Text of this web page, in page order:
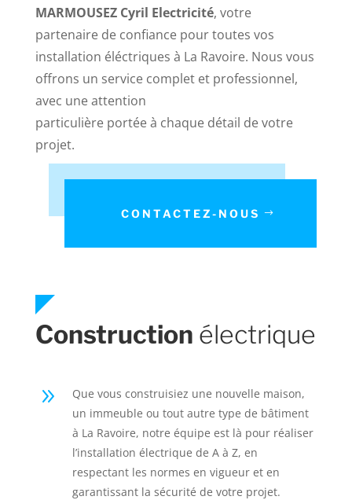
MARMOUSEZ Cyril Electricité, votre
partenaire de confiance pour toutes vos
installation éléctriques à La Ravoire. Nous vous
offrons un service complet et professionnel,
avec une attention
particulière portée à chaque détail de votre
projet.
CONTACTEZ-NOUS
Construction électrique
9
Que vous construisiez une nouvelle maison,
un immeuble ou tout autre type de bâtiment
à La Ravoire, notre équipe est là pour réaliser
l’installation électrique de A à Z, en
respectant les normes en vigueur et en
garantissant la sécurité de votre projet.